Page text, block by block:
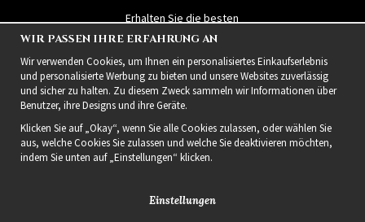
Erhalten Sie die besten
Angebote und spannende
neue Produkte!
WIR PASSEN IHRE ERFAHRUNG AN
Wir verwenden Cookies, um Ihnen ein personalisiertes Einkaufserlebnis
und personalisierte Werbung zu bieten und unsere Websites zuverlässig
und sicher zu halten. Zu diesem Zweck sammeln wir Informationen über
Benutzer, ihre Designs und ihre Geräte.
Klicken Sie auf „Okay“, wenn Sie alle Cookies zulassen, oder wählen Sie
aus, welche Cookies Sie zulassen und welche Sie deaktivieren möchten,
indem Sie unten auf „Einstellungen“ klicken.
Einstellungen